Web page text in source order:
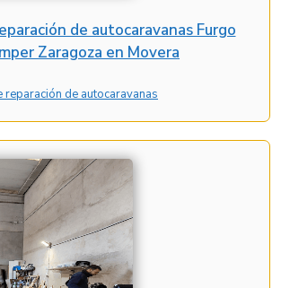
de autocaravanas Furgo
Zaragoza en Movera
reparación de autocaravanas